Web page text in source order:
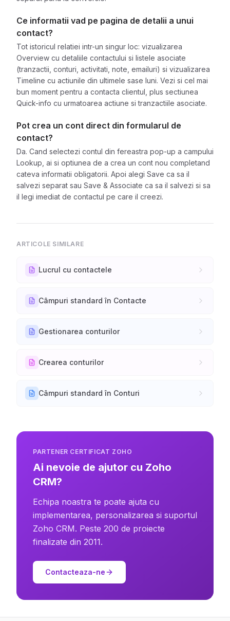
Ce informatii vad pe pagina de detalii a unui
contact?
Tot istoricul relatiei intr-un singur loc: vizualizarea
Overview cu detaliile contactului si listele asociate
(tranzactii, conturi, activitati, note, emailuri) si vizualizarea
Timeline cu actiunile din ultimele sase luni. Vezi si cel mai
bun moment pentru a contacta clientul, plus sectiunea
Quick-info cu urmatoarea actiune si tranzactiile asociate.
Pot crea un cont direct din formularul de
contact?
Da. Cand selectezi contul din fereastra pop-up a campului
Lookup, ai si optiunea de a crea un cont nou completand
cateva informatii obligatorii. Apoi alegi Save ca sa il
salvezi separat sau Save & Associate ca sa il salvezi si sa
il legi imediat de contactul pe care il creezi.
ARTICOLE SIMILARE
Lucrul cu contactele
Câmpuri standard în Contacte
Gestionarea conturilor
Crearea conturilor
Câmpuri standard în Conturi
PARTENER CERTIFICAT ZOHO
Ai nevoie de ajutor cu Zoho
CRM?
Echipa noastra te poate ajuta cu
implementarea, personalizarea si suportul
Zoho CRM. Peste 200 de proiecte
finalizate din 2011.
Contacteaza-ne